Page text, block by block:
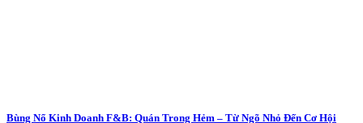
Bùng Nổ Kinh Doanh F&B: Quán Trong Hẻm – Từ Ngõ Nhỏ Đến Cơ Hội